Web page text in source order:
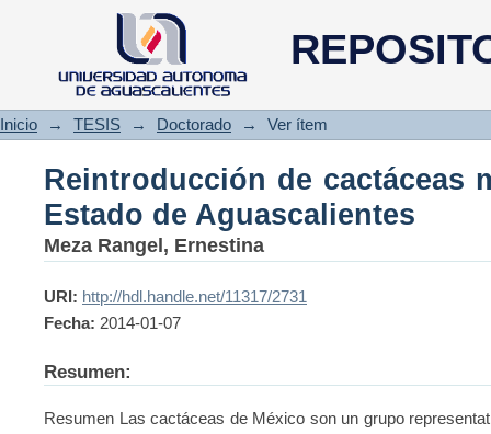
Reintroducción de
Aguascalientes
Inicio → TESIS → Doctorado → Ver ítem
Reintroducción de cactáceas
Estado de Aguascalientes
Meza Rangel, Ernestina
URI: http://hdl.handle.net/11317/2731
Fecha: 2014-01-07
Resumen:
Resumen Las cactáceas de México son un grupo